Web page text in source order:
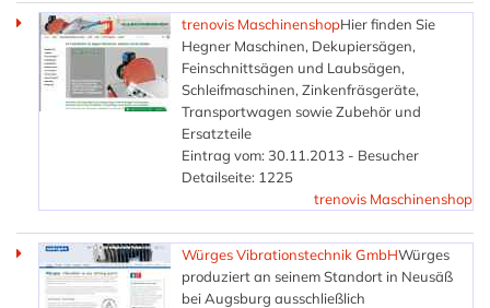
trenovis MaschinenshopHier finden Sie
Hegner Maschinen, Dekupiersägen,
Feinschnittsägen und Laubsägen,
Schleifmaschinen, Zinkenfräsgeräte,
Transportwagen sowie Zubehör und
Ersatzteile
Eintrag vom: 30.11.2013 - Besucher
Detailseite: 1225
trenovis Maschinenshop
Würges Vibrationstechnik GmbHWürges
produziert an seinem Standort in Neusäß
bei Augsburg ausschließlich